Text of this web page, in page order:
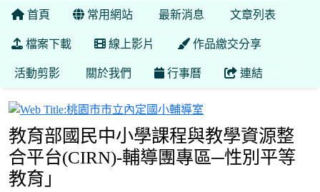
首頁 常用網站 最新消息 文章列表
檔案下載 線上影片 作品繳交分享
活動剪影 關於我們 行事曆 連結
教育部國民中小學課程與教學資源整
合平台(CIRN)-輔導團專區─性別平等
教育」